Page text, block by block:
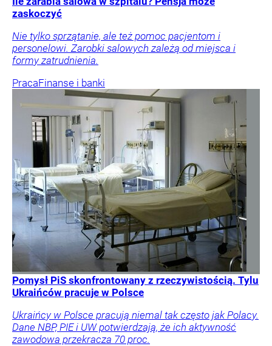
zaskoczyć
Nie tylko sprzątanie, ale też pomoc pacjentom i
personelowi. Zarobki salowych zależą od miejsca i
formy zatrudnienia.
PracaFinanse i banki
Pomysł PiS skonfrontowany z rzeczywistością. Tylu
Ukraińców pracuje w Polsce
Ukraińcy w Polsce pracują niemal tak często jak Polacy.
Dane NBP, PIE i UW potwierdzają, że ich aktywność
zawodowa przekracza 70 proc.